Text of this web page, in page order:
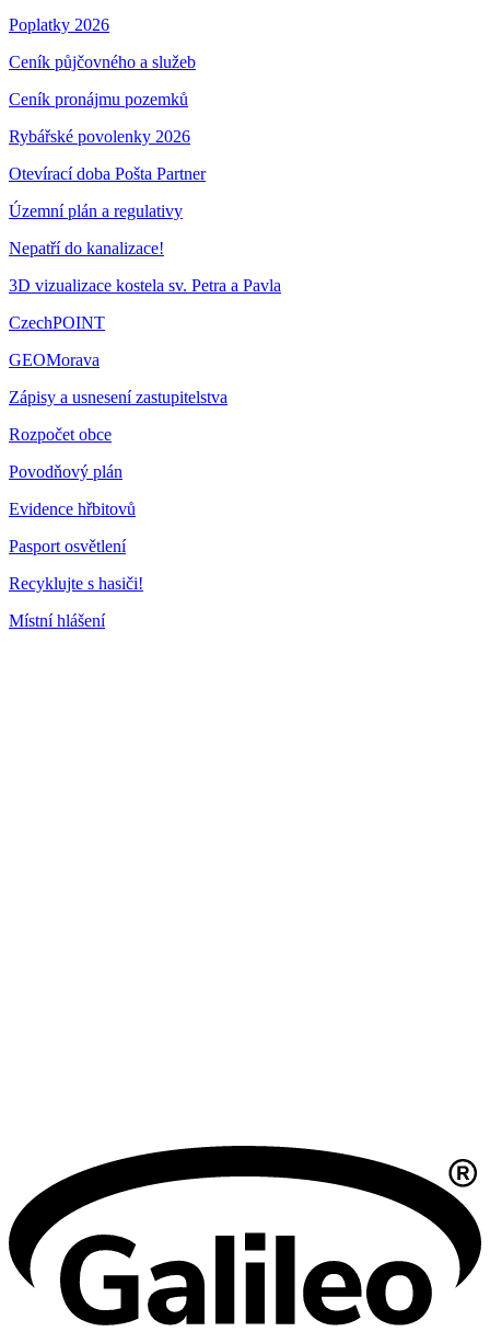
Poplatky 2026
Ceník půjčovného a služeb
Ceník pronájmu pozemků
Rybářské povolenky 2026
Otevírací doba Pošta Partner
Územní plán a regulativy
Nepatří do kanalizace!
3D vizualizace kostela sv. Petra a Pavla
CzechPOINT
GEOMorava
Zápisy a usnesení zastupitelstva
Rozpočet obce
Povodňový plán
Evidence hřbitovů
Pasport osvětlení
Recyklujte s hasiči!
Místní hlášení